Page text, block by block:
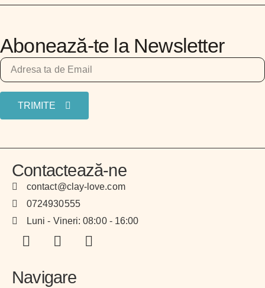
Abonează-te la Newsletter
TRIMITE
Contactează-ne
contact@clay-love.com
0724930555
Luni - Vineri: 08:00 - 16:00
Navigare